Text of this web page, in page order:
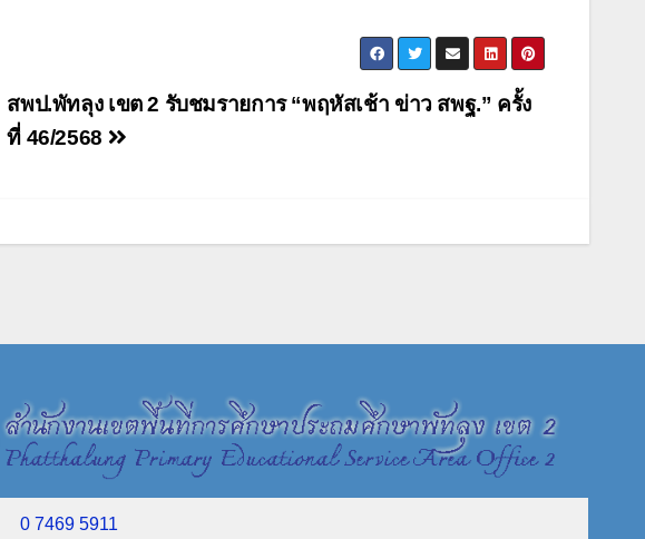
สพป.พัทลุง เขต 2 รับชมรายการ “พฤหัสเช้า ข่าว สพฐ.” ครั้ง
ที่ 46/2568
0 7469 5911